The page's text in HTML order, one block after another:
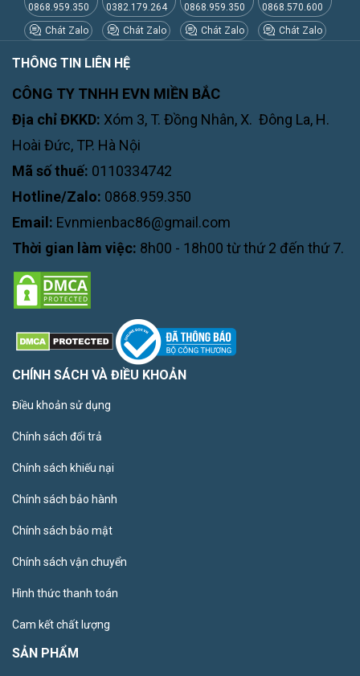
0868.959.350
Chát Zalo
0382.179.264
Chát Zalo
0868.959.350
Chát Zalo
0868.570.600
Chát Zalo
THÔNG TIN LIÊN HỆ
CÔNG TY TNHH EVN MIỀN BẮC
Địa chỉ ĐKKD: Xóm 3, T. Đồng Nhân, X. Đông La, H.
Hoài Đức, TP. Hà Nội
Mã số thuế: 0110334742
Hotline/Zalo: 0868.959.350
Email: Evnmienbac86@gmail.com
Thời gian làm việc: 8h00 - 18h00 từ thứ 2 đến thứ 7.
CHÍNH SÁCH VÀ ĐIỀU KHOẢN
Điều khoản sử dụng
Chính sách đổi trả
Chính sách khiếu nại
Chính sách bảo hành
Chính sách bảo mật
Chính sách vận chuyển
Hình thức thanh toán
Cam kết chất lượng
SẢN PHẨM